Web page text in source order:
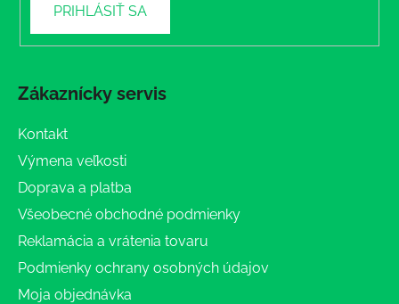
PRIHLÁSIŤ SA
Zákaznícky servis
Kontakt
Výmena veľkosti
Doprava a platba
Všeobecné obchodné podmienky
Reklamácia a vrátenia tovaru
Podmienky ochrany osobných údajov
Moja objednávka